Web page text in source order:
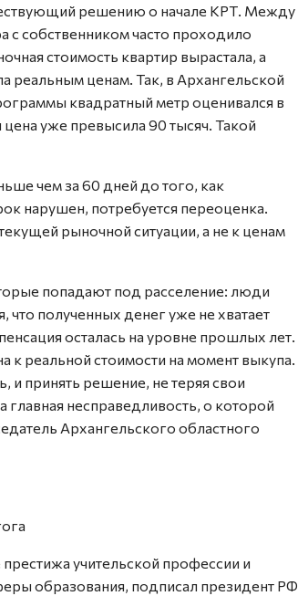
решению о начале КРТ. Между
собственником часто проходило
стоимость квартир вырастала, а
реальным ценам. Так, в Архангельской
квадратный метр оценивался в
уже превысила 90 тысяч. Такой
чем за 60 дней до того, как
нарушен, потребуется переоценка.
рыночной ситуации, а не к ценам
попадают под расселение: люди
полученных денег уже не хватает
осталась на уровне прошлых лет.
к реальной стоимости на момент выкупа.
и принять решение, не теряя свои
несправедливость, о которой
Архангельского областного
учительской профессии и
образования, подписал президент РФ